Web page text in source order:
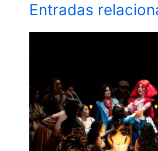
Entradas